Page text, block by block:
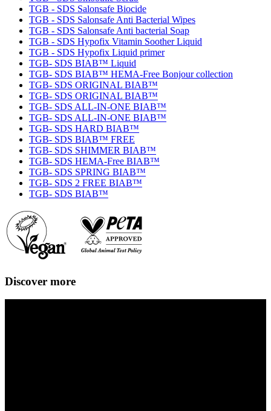
TGB - SDS Salonsafe Biocide
TGB - SDS Salonsafe Anti Bacterial Wipes
TGB - SDS Salonsafe Anti bacterial Soap
TGB - SDS Hypofix Vitamin Soother Liquid
TGB - SDS Hypofix Liquid primer
TGB- SDS BIAB™ Liquid
TGB- SDS BIAB™ HEMA-Free Bonjour collection
TGB- SDS ORIGINAL BIAB™
TGB- SDS ORIGINAL BIAB™
TGB- SDS ALL-IN-ONE BIAB™
TGB- SDS ALL-IN-ONE BIAB™
TGB- SDS HARD BIAB™
TGB- SDS BIAB™ FREE
TGB- SDS SHIMMER BIAB™
TGB- SDS HEMA-Free BIAB™
TGB- SDS SPRING BIAB™
TGB- SDS 2 FREE BIAB™
TGB- SDS BIAB™
Discover more